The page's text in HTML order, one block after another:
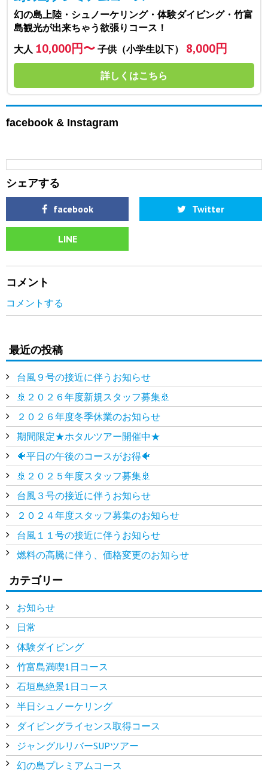
幻の島上陸・シュノーケリング・体験ダイビング・竹富
島観光が出来ちゃう欲張りコース！
大人 10,000円〜 子供（小学生以下） 8,000円
詳しくはこちら
facebook & Instagram
シェアする
facebook Twitter
LINE
コメント
コメントする
最近の投稿
台風９号の接近に伴うお知らせ
🚢２０２６年度新規スタッフ募集🚢
２０２６年度冬季休業のお知らせ
期間限定★ホタルツアー開催中★
🐠平日の午後のコースがお得🐠
🚢２０２５年度スタッフ募集🚢
台風３号の接近に伴うお知らせ
２０２４年度スタッフ募集のお知らせ
台風１１号の接近に伴うお知らせ
燃料の高騰に伴う、価格変更のお知らせ
カテゴリー
お知らせ
日常
体験ダイビング
竹富島満喫1日コース
石垣島絶景1日コース
半日シュノーケリング
ダイビングライセンス取得コース
ジャングルリバーSUPツアー
幻の島プレミアムコース